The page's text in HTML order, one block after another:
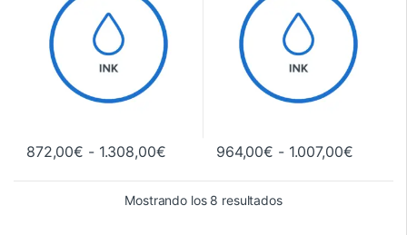
872,00€ - 1.308,00€Rango de precios: desde 872,00€
Este producto tiene múltiples variantes. Las opciones se
964,00€ - 1.007,00€Rango
Este producto tiene múltiples
Mostrando los 8 resultadosOrdenado por